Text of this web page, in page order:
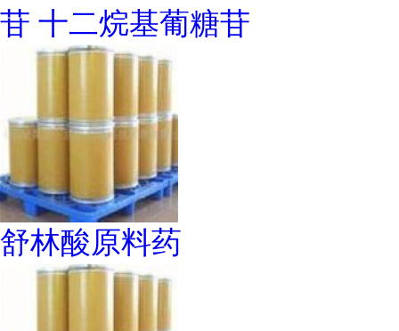
苷 十二烷基葡糖苷
舒林酸原料药